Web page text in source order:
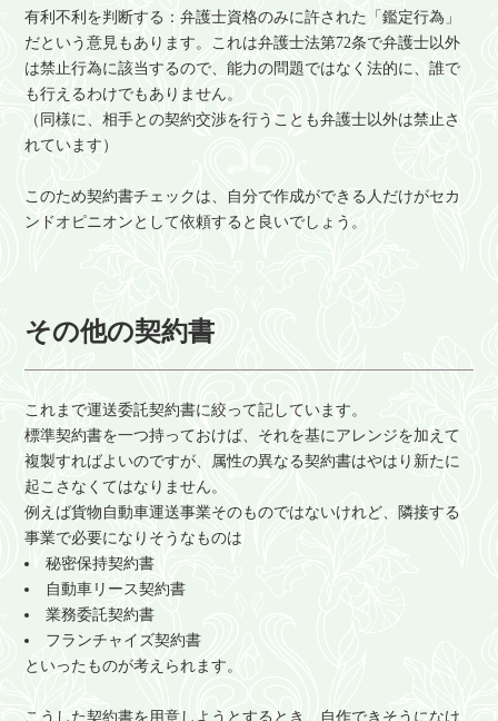
有利不利を判断する：弁護士資格のみに許された「鑑定行為」
だという意見もあります。これは弁護士法第72条で弁護士以外
は禁止行為に該当するので、能力の問題ではなく法的に、誰で
も行えるわけでもありません。
（同様に、相手との契約交渉を行うことも弁護士以外は禁止さ
れています）
このため契約書チェックは、自分で作成ができる人だけがセカ
ンドオピニオンとして依頼すると良いでしょう。
その他の契約書
これまで運送委託契約書に絞って記しています。
標準契約書を一つ持っておけば、それを基にアレンジを加えて
複製すればよいのですが、属性の異なる契約書はやはり新たに
起こさなくてはなりません。
例えば貨物自動車運送事業そのものではないけれど、隣接する
事業で必要になりそうなものは
秘密保持契約書
自動車リース契約書
業務委託契約書
フランチャイズ契約書
といったものが考えられます。
こうした契約書を用意しようとするとき、自作できそうになけ